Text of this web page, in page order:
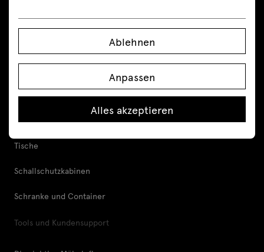
Alle
Schreibtische
Höhenverstellbare Schreibtische
Tische
Schallschutzkabinen
Schranke und Container
Tools und Kundensupport
Ablehnen
Anpassen
Alles akzeptieren